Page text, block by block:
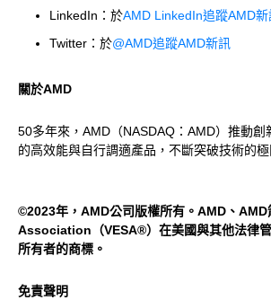
LinkedIn：於AMD LinkedIn追蹤AMD新
Twitter：於@AMD追蹤AMD新訊
關於AMD
50多年來，AMD（NASDAQ：AMD）推動
的高效能與自行調適產品，不斷突破技術的
©2023年，AMD公司版權所有。AMD、
Association（VESA®）在美國與其他法律
所有者的商標。
免責聲明